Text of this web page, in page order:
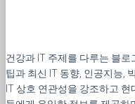
건강과 IT 주제를 다루는 블로
팁과 최신 IT 동향, 인공지능,
IT 상호 연관성을 강조하고